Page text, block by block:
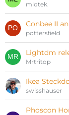
mlotek.
Conbee II
pottersfield
Lightdm
Mrtritop
Ikea
swisshauser
Phoscon